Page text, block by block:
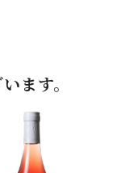
ます。